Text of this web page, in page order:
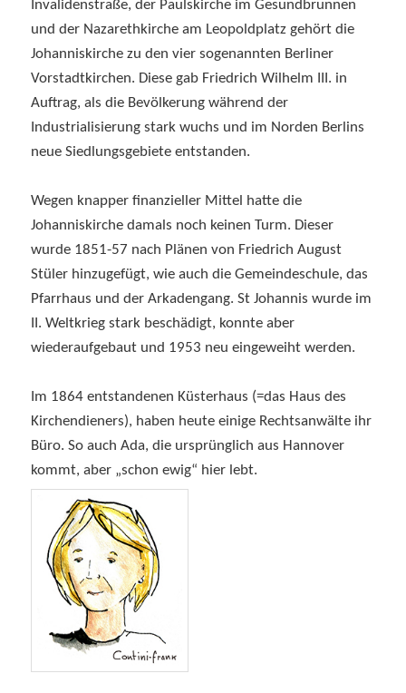
Invalidenstraße, der Paulskirche im Gesundbrunnen
und der Nazarethkirche am Leopoldplatz gehört die
Johanniskirche zu den vier sogenannten Berliner
Vorstadtkirchen. Diese gab Friedrich Wilhelm III. in
Auftrag, als die Bevölkerung während der
Industrialisierung stark wuchs und im Norden Berlins
neue Siedlungsgebiete entstanden.
Wegen knapper finanzieller Mittel hatte die
Johanniskirche damals noch keinen Turm. Dieser
wurde 1851-57 nach Plänen von Friedrich August
Stüler hinzugefügt, wie auch die Gemeindeschule, das
Pfarrhaus und der Arkadengang. St Johannis wurde im
II. Weltkrieg stark beschädigt, konnte aber
wiederaufgebaut und 1953 neu eingeweiht werden.
Im 1864 entstandenen Küsterhaus (=das Haus des
Kirchendieners), haben heute einige Rechtsanwälte ihr
Büro. So auch Ada, die ursprünglich aus Hannover
kommt, aber „schon ewig“ hier lebt.